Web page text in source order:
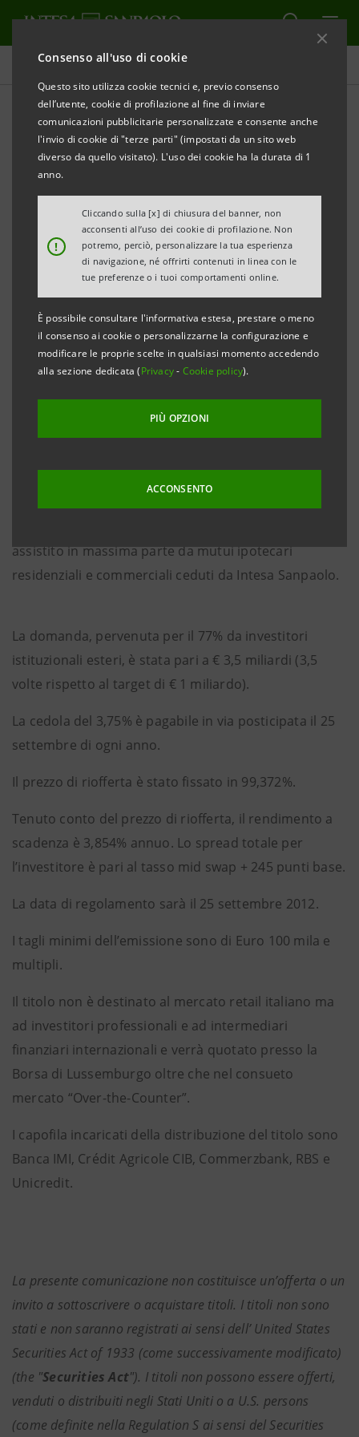
Consenso all'uso di cookie
Questo sito utilizza cookie tecnici e, previo consenso
dell’utente, cookie di profilazione al fine di inviare
comunicazioni pubblicitarie personalizzate e consente anche
l'invio di cookie di "terze parti" (impostati da un sito web
diverso da quello visitato). L'uso dei cookie ha la durata di 1
anno.
!
Cliccando sulla [x] di chiusura del banner, non
acconsenti all’uso dei cookie di profilazione. Non
potremo, perciò, personalizzare la tua esperienza
di navigazione, né offrirti contenuti in linea con le
tue preferenze o i tuoi comportamenti online.
È possibile consultare l'informativa estesa, prestare o meno
il consenso ai cookie o personalizzarne la configurazione e
modificare le proprie scelte in qualsiasi momento accedendo
alla sezione dedicata (Privacy- Cookie policy).
PIÙ OPZIONI
ACCONSENTO
Comunicati stampa
STAMPA AGGIORNA
INTESA SANPAOLO LANCIA UNA EMISSIONE DI
OBBLIGAZIONI BANCARIE GARANTITE BENCHMARK
ASSISTITE DA MUTUI IPOTECARI A 7 ANNI PER € 1
MILIARDO
- La domanda, pervenuta per il 77% da investitori
istituzionali esteri, è stata pari a € 3,5 miliardi (3,5
volte rispetto al target di € 1 miliardo)
- Spread pari al tasso mid swap + 245 punti base (47
punti base al di sotto del BTP di pari scadenza)
Torino, Milano, 13 settembre 2012– Intesa Sanpaolo ha
Garantite (OBG) sull’euromercato per € 1 miliardo
destinata ai mercati internazionali per ottimizzare la
gestione di tesoreria.
assistito in massima parte da mutui ipotecari
residenziali e commerciali ceduti da Intesa Sanpaolo.
La domanda, pervenuta per il 77% da investitori
istituzionali esteri, è stata pari a € 3,5 miliardi (3,5
volte rispetto al target di € 1 miliardo).
La cedola del 3,75% è pagabile in via posticipata il 25
settembre di ogni anno.
Il prezzo di riofferta è stato fissato in 99,372%.
Tenuto conto del prezzo di riofferta, il rendimento a
scadenza è 3,854% annuo. Lo spread totale per
l’investitore è pari al tasso mid swap + 245 punti base.
La data di regolamento sarà il 25 settembre 2012.
I tagli minimi dell’emissione sono di Euro 100 mila e
multipli.
Il titolo non è destinato al mercato retail italiano ma
ad investitori professionali e ad intermediari
finanziari internazionali e verrà quotato presso la
Borsa di Lussemburgo oltre che nel consueto
mercato “Over-the-Counter”.
I capofila incaricati della distribuzione del titolo sono
Banca IMI, Crédit Agricole CIB, Commerzbank, RBS e
Unicredit.
La presente comunicazione non costituisce un’offerta o un
invito a sottoscrivere o acquistare titoli. I titoli non sono
stati e non saranno registrati ai sensi dell’ United States
Securities Act of 1933 (come successivamente modificato)
(the "Securities Act"). I titoli non possono essere offerti,
venduti o distribuiti negli Stati Uniti o a U.S. persons
(come definite nella Regulation S ai sensi del Securities